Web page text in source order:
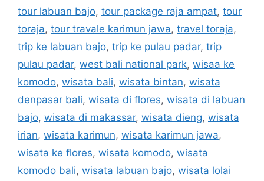
tour labuan bajo, tour package raja ampat, tour
toraja, tour travale karimun jawa, travel toraja,
trip ke labuan bajo, trip ke pulau padar, trip
pulau padar, west bali national park, wisaa ke
komodo, wisata bali, wisata bintan, wisata
denpasar bali, wisata di flores, wisata di labuan
bajo, wisata di makassar, wisata dieng, wisata
irian, wisata karimun, wisata karimun jawa,
wisata ke flores, wisata komodo, wisata
komodo bali, wisata labuan bajo, wisata lolai